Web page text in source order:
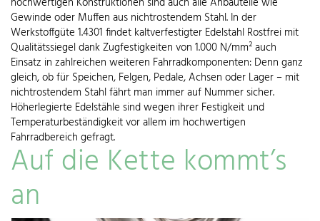
Gewinde oder Muffen aus nichtrostendem Stahl. In der
Werkstoffgüte 1.4301 findet kaltverfestigter Edelstahl Rostfrei mit
Qualitätssiegel dank Zugfestigkeiten von 1.000 N/mm² auch
Einsatz in zahlreichen weiteren Fahrradkomponenten: Denn ganz
gleich, ob für Speichen, Felgen, Pedale, Achsen oder Lager – mit
nichtrostendem Stahl fährt man immer auf Nummer sicher.
Höherlegierte Edelstähle sind wegen ihrer Festigkeit und
Temperaturbeständigkeit vor allem im hochwertigen
Fahrradbereich gefragt.
Auf die Kette kommt’s
an